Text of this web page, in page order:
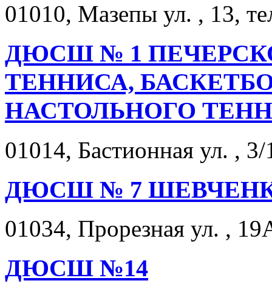
01010, Мазепы ул. , 13,
ДЮСШ № 1
ТЕННИСА,
НАСТОЛЬНОГО
01014, Бастионная ул. ,
ДЮСШ № 7
01034, Прорезная ул. ,
ДЮСШ №14